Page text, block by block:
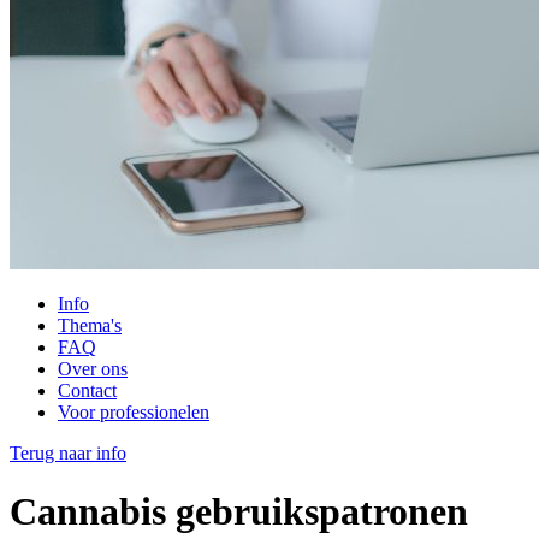
Info
Thema's
FAQ
Over ons
Contact
Voor professionelen
Terug naar info
Cannabis gebruikspatronen